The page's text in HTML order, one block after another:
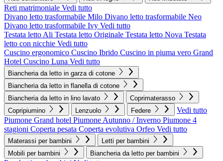
Reti matrimoniale Vedi tutto
Divano letto trasformabile Milo Divano letto trasformabile Neo
Divano letto trasformabile Ivy Vedi tutto
Testata letto Ali Testata letto Originale Testata letto Nova Testata
letto con nicchie Vedi tutto
Cuscino ergonomico Cuscino Ibrido Cuscino in piuma vero Grand
Hotel Cuscino Luna Vedi tutto
Biancheria da letto in garza di cotone
Biancheria da letto in flanella di cotone
Biancheria da letto in lino lavato
Coprimaterasso
Copripiumino
Lenzuolo Federe
Vedi tutto
Piumone Grand hotel Piumone Autunno / Inverno Piumone 4
stagioni Coperta pesata Coperta evolutiva Orfeo Vedi tutto
Materassi per bambini
Letti per bambini
Mobili per bambini
Biancheria da letto per bambini